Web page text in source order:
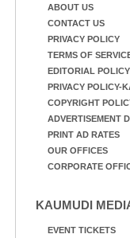
കുട്ടികൾABOUT US
CONTACT US
PRIVACY POLICY
TERMS OF
EDITORIAL POLICY
PRIVACY POLICY-
COPYRIGHT
ADVERTISEMENT
PRINT AD RATES
OUR OFFICES
CORPORATE
KAUMUDI
EVENT TICKETS